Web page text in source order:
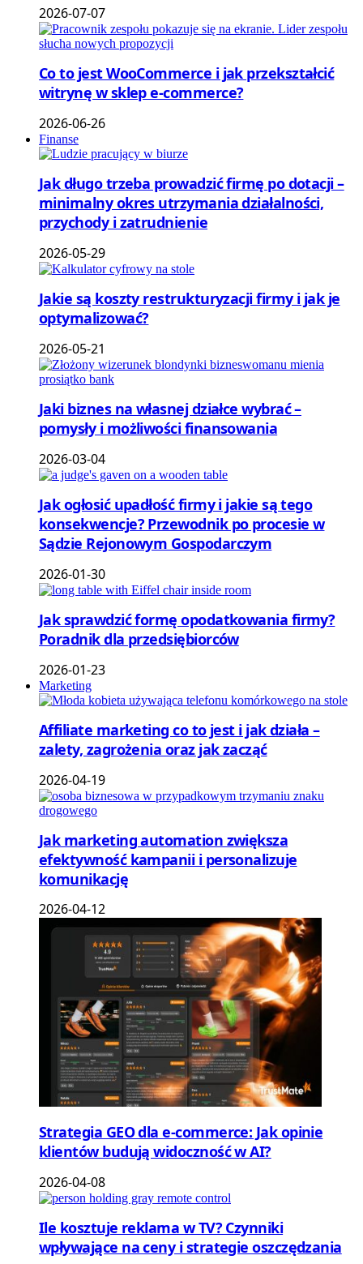
2026-07-07
Co to jest WooCommerce i jak przekształcić
witrynę w sklep e-commerce?
2026-06-26
Finanse
Jak długo trzeba prowadzić firmę po dotacji –
minimalny okres utrzymania działalności,
przychody i zatrudnienie
2026-05-29
Jakie są koszty restrukturyzacji firmy i jak je
optymalizować?
2026-05-21
Jaki biznes na własnej działce wybrać –
pomysły i możliwości finansowania
2026-03-04
Jak ogłosić upadłość firmy i jakie są tego
konsekwencje? Przewodnik po procesie w
Sądzie Rejonowym Gospodarczym
2026-01-30
Jak sprawdzić formę opodatkowania firmy?
Poradnik dla przedsiębiorców
2026-01-23
Marketing
Affiliate marketing co to jest i jak działa –
zalety, zagrożenia oraz jak zacząć
2026-04-19
Jak marketing automation zwiększa
efektywność kampanii i personalizuje
komunikację
2026-04-12
Strategia GEO dla e-commerce: Jak opinie
klientów budują widoczność w AI?
2026-04-08
Ile kosztuje reklama w TV? Czynniki
wpływające na ceny i strategie oszczędzania